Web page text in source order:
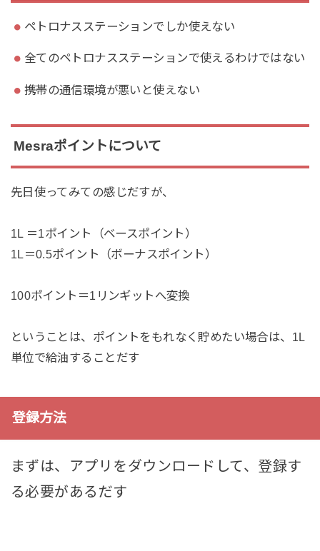
ペトロナスステーションでしか使えない
全てのペトロナスステーションで使えるわけではない
携帯の通信環境が悪いと使えない
Mesraポイントについて
先日使ってみての感じだすが、
1L ＝1ポイント（ベースポイント）
1L＝0.5ポイント（ボーナスポイント）
100ポイント＝1リンギットへ変換
ということは、ポイントをもれなく貯めたい場合は、1L
単位で給油することだす
登録方法
まずは、アプリをダウンロードして、登録す
る必要があるだす